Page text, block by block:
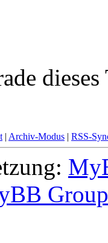
| Archiv-Modus | RSS-